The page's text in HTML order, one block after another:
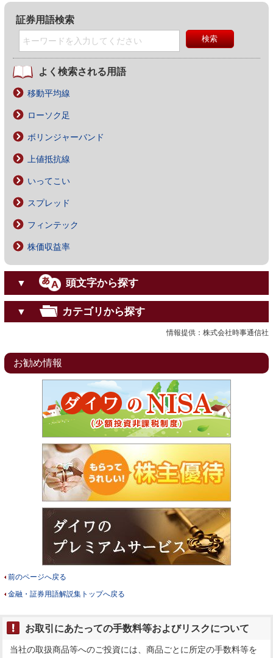
証券用語検索
よく検索される用語
移動平均線
ローソク足
ボリンジャーバンド
上値抵抗線
いってこい
スプレッド
フィンテック
株価収益率
▼ 頭文字から探す
▼ カテゴリから探す
情報提供：株式会社時事通信社
お勧め情報
前のページへ戻る
金融・証券用語解説集トップへ戻る
お取引にあたっての手数料等およびリスクについて
当社の取扱商品等へのご投資には、商品ごとに所定の手数料等を